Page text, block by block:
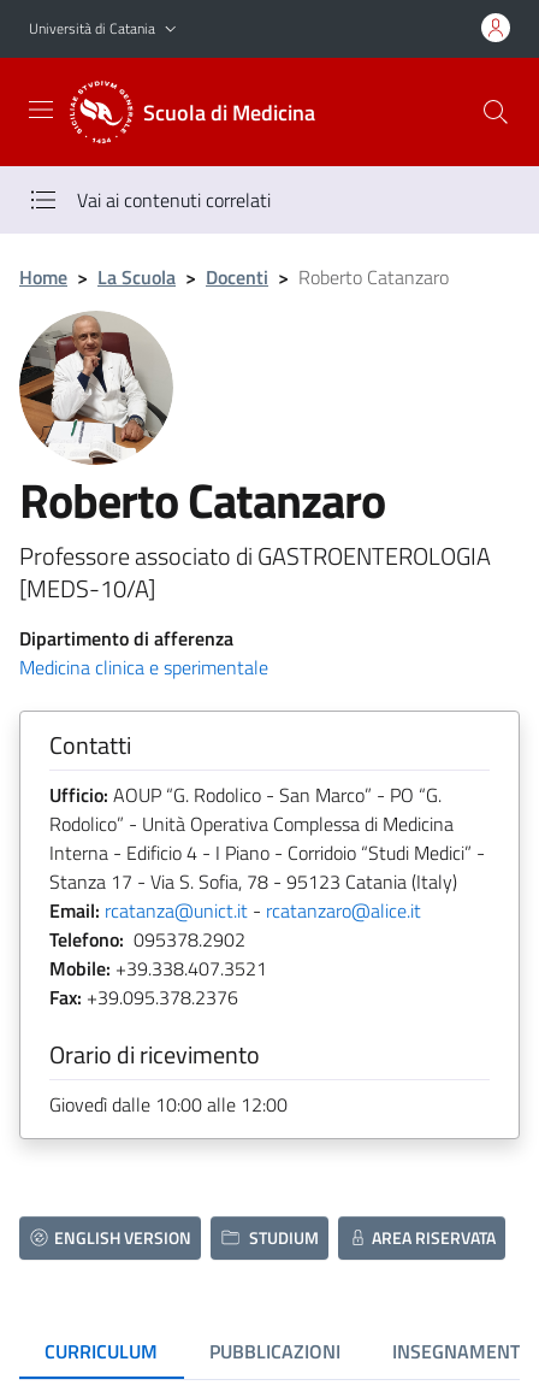
Vai al contenuto principale
Vai al menu di navigazione
Università di Catania
Scuola di Medicina
Vai ai contenuti correlati
Home > La Scuola > Docenti > Roberto Catanzaro
Roberto Catanzaro
Professore associato di GASTROENTEROLOGIA
[MEDS-10/A]
Dipartimento di afferenza
Medicina clinica e sperimentale
Contatti
Ufficio: AOUP “G. Rodolico - San Marco” - PO “G.
Rodolico” - Unità Operativa Complessa di Medicina
Interna - Edificio 4 - I Piano - Corridoio “Studi Medici” -
Stanza 17 - Via S. Sofia, 78 - 95123 Catania (Italy)
Email: rcatanza@unict.it - rcatanzaro@alice.it
Telefono: 095378.2902
Mobile: +39.338.407.3521
Fax: +39.095.378.2376
Orario di ricevimento
Giovedì dalle 10:00 alle 12:00
ENGLISH VERSION STUDIUM AREA RISERVATA
CURRICULUM PUBBLICAZIONI INSEGNAMENTI